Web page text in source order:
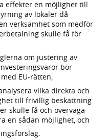
effekter en möjlighet till
av lokaler då
verksamhet som medför
skulle få för
om justering av
bör
EU-rätten,
vilka direkta och
till frivillig beskattning
skulle få och överväga
en sådan möjlighet, och